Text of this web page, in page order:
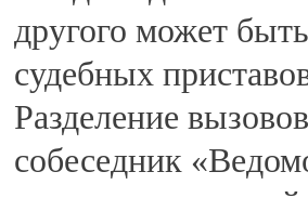
другого может
судебных
Разделение
собеседник